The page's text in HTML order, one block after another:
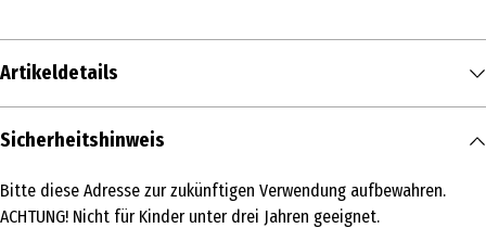
Artikeldetails
Inhalt
Produkttyp
Sicherheitshinweis
Bitte diese Adresse zur zukünftigen Verwendung aufbewahren.
ACHTUNG! Nicht für Kinder unter drei Jahren geeignet.